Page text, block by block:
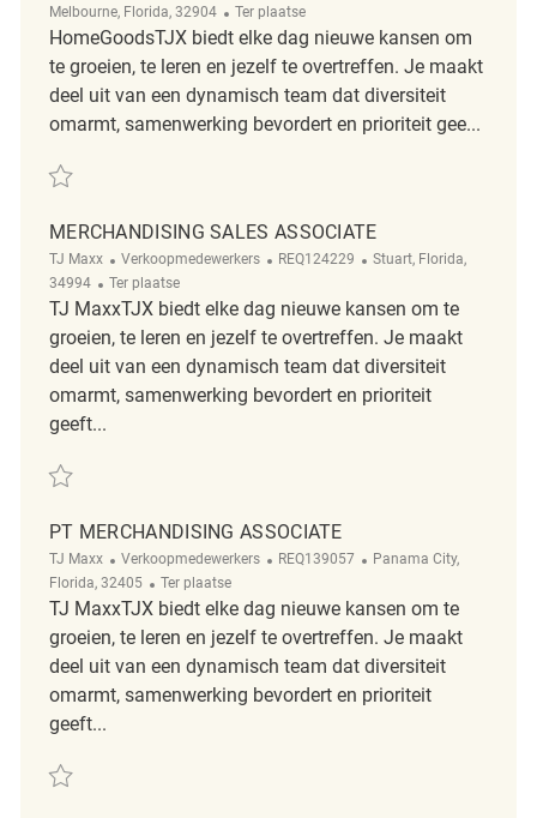
Melbourne, Florida, 32904
Afgelegen
Ter plaatse
HomeGoodsTJX biedt elke dag nieuwe kansen om
te groeien, te leren en jezelf te overtreffen. Je maakt
deel uit van een dynamisch team dat diversiteit
omarmt, samenwerking bevordert en prioriteit gee...
Redden Retail Merchandising Associate REQ139266
MERCHANDISING SALES ASSOCIATE
TJ Maxx Categorie
Verkoopmedewerkers ReqId
REQ124229 Plaats
Stuart, Florida,
34994
Afgelegen
Ter plaatse
TJ MaxxTJX biedt elke dag nieuwe kansen om te
groeien, te leren en jezelf te overtreffen. Je maakt
deel uit van een dynamisch team dat diversiteit
omarmt, samenwerking bevordert en prioriteit
geeft...
Redden Merchandising Sales Associate REQ124229
PT MERCHANDISING ASSOCIATE
TJ Maxx Categorie
Verkoopmedewerkers ReqId
REQ139057 Plaats
Panama City,
Florida, 32405
Afgelegen
Ter plaatse
TJ MaxxTJX biedt elke dag nieuwe kansen om te
groeien, te leren en jezelf te overtreffen. Je maakt
deel uit van een dynamisch team dat diversiteit
omarmt, samenwerking bevordert en prioriteit
geeft...
Redden PT Merchandising Associate REQ139057